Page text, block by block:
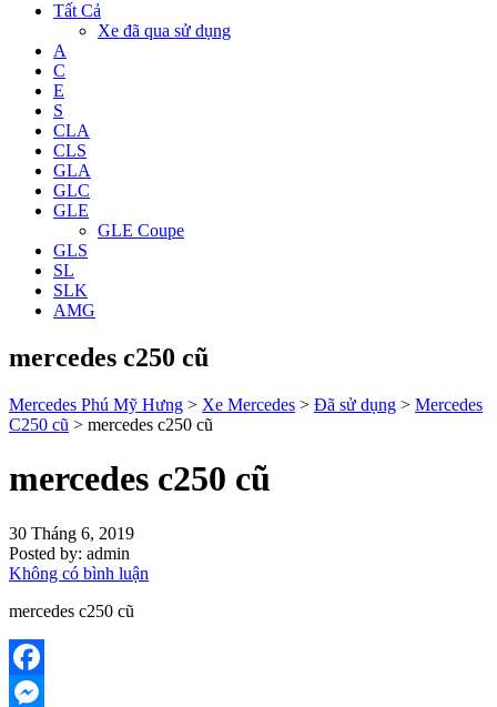
Tất Cả
Xe đã qua sử dụng
A
C
E
S
CLA
CLS
GLA
GLC
GLE
GLE Coupe
GLS
SL
SLK
AMG
mercedes c250 cũ
Mercedes Phú Mỹ Hưng > Xe Mercedes > Đã sử dụng > Mercedes
C250 cũ > mercedes c250 cũ
mercedes c250 cũ
30 Tháng 6, 2019
Posted by: admin
Không có bình luận
mercedes c250 cũ
Facebook